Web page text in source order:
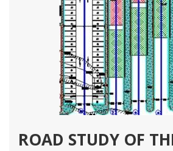
ROAD STUDY OF